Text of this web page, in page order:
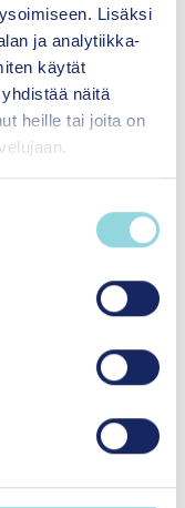
Lisäksi
ja analytiikka-
käytät
näitä
heille tai joita on
määrin
on
Kaikki